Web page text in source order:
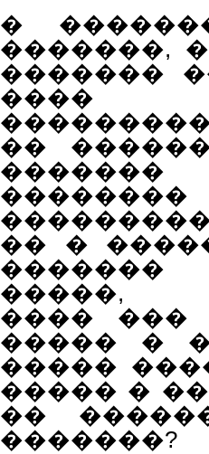
�
�������,
�������
����
��
�� �
�������
�����,
���� ���
����� �
�����
����� �
��
�������?